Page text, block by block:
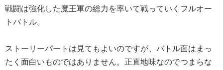
戦闘は強化した魔王軍の総力を率いて戦っていくフルオー
トバトル。
ストーリーパートは見てもよいのですが、バトル面はまっ
たく面白いものではありません。正直地味なのでつまらな